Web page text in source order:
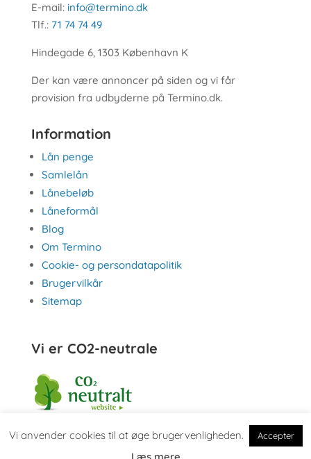
E-mail: info@termino.dk
Tlf.: 71 74 74 49
Hindegade 6, 1303 København K
Der kan være annoncer på siden og vi får
provision fra udbyderne på Termino.dk.
Information
Lån penge
Samlelån
Lånebeløb
Låneformål
Blog
Om Termino
Cookie- og persondatapolitik
Brugervilkår
Sitemap
Vi er CO2-neutrale
Vi anvender cookies til at øge brugervenligheden. Accepter